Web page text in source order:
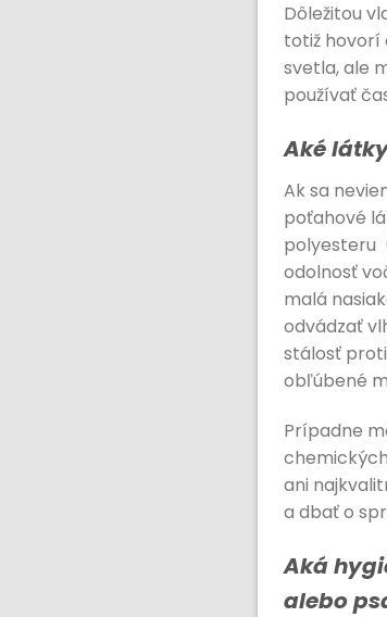
Dôležitou
totiž hovorí
svetla, ale
používať
Aké
Ak sa
poťahové
polyesteru
odolnosť
malá
odvádzať
stálosť
obľúbené
Prípadne
ani
a dbať o
Aká
alebo